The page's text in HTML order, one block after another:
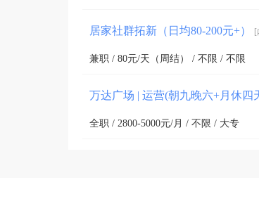
居家社群拓新（日均80-200元+）
兼职 / 80元/天（周结） / 不限 / 不限
万达广场 | 运营(朝九晚六+月休四
全职 / 2800-5000元/月 / 不限 / 大专